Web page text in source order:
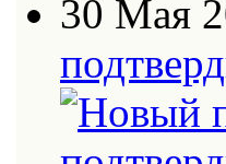
30 Мая